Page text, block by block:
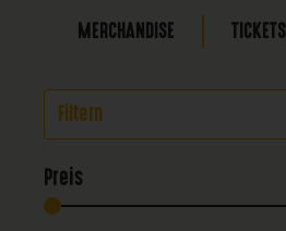
MERCHANDISE TICKETS
Filtern
Preis